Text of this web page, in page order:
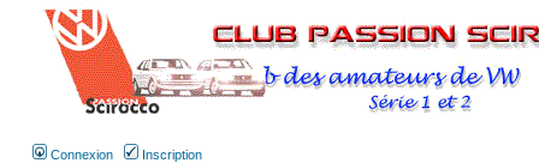
Connexion Inscription